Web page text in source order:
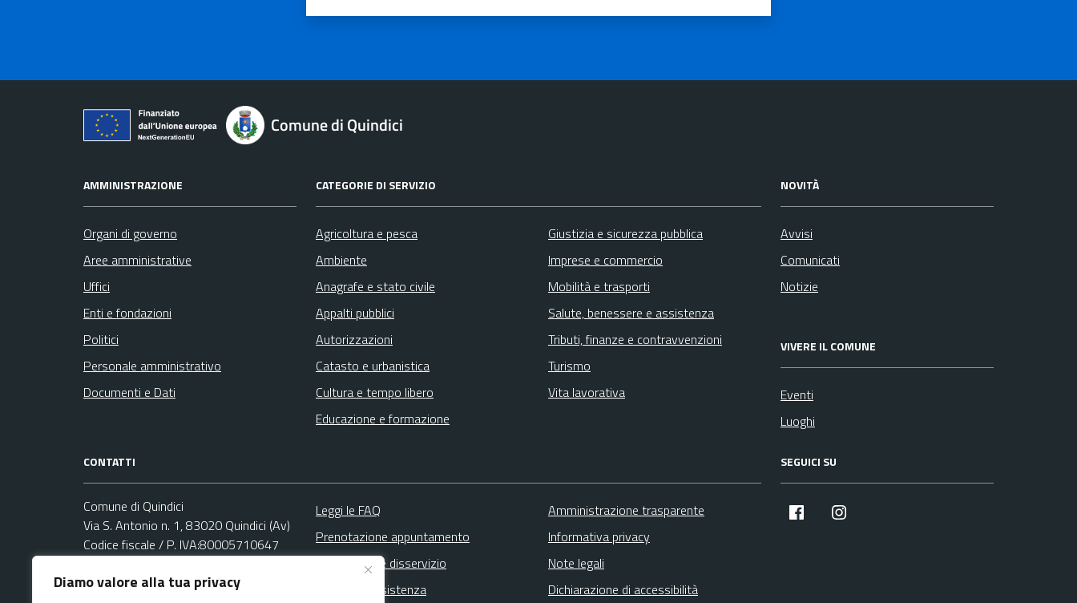
Diamo valore alla tua privacy
Comune di Quindici
AMMINISTRAZIONE
Organi di governo
Aree amministrative
Uffici
Enti e fondazioni
Politici
Personale amministrativo
Documenti e Dati
CATEGORIE DI SERVIZIO
Agricoltura e pesca
Ambiente
Anagrafe e stato civile
Appalti pubblici
Autorizzazioni
Catasto e urbanistica
Cultura e tempo libero
Educazione e formazione
Giustizia e sicurezza pubblica
Imprese e commercio
Mobilità e trasporti
Salute, benessere e assistenza
Tributi, finanze e contravvenzioni
Turismo
Vita lavorativa
NOVITÀ
Avvisi
Comunicati
Notizie
VIVERE IL COMUNE
Eventi
Luoghi
CONTATTI
Comune di Quindici
Via S. Antonio n. 1, 83020 Quindici (Av)
Codice fiscale / P. IVA:80005710647
Ufficio Relazioni con il Pubblico (URP)
Leggi le FAQ
Prenotazione appuntamento
Segnalazione disservizio
Richiesta assistenza
Amministrazione trasparente
Informativa privacy
Note legali
Dichiarazione di accessibilità
SEGUICI SU
facebook